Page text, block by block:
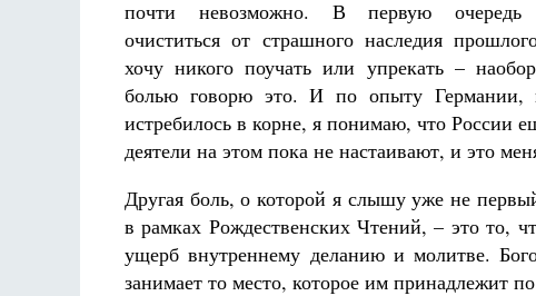
почти невозможно. В первую очередь
очиститься от страшного наследия
хочу никого поучать или упрекать –
болью говорю это. И по опыту Германии,
истребилось в корне, я понимаю, что России
деятели на этом пока не настаивают, и это
Другая боль, о которой я слышу уже не
в рамках Рождественских Чтений, – это то,
ущерб внутреннему деланию и молитве.
занимает то место, которое им принадлежит